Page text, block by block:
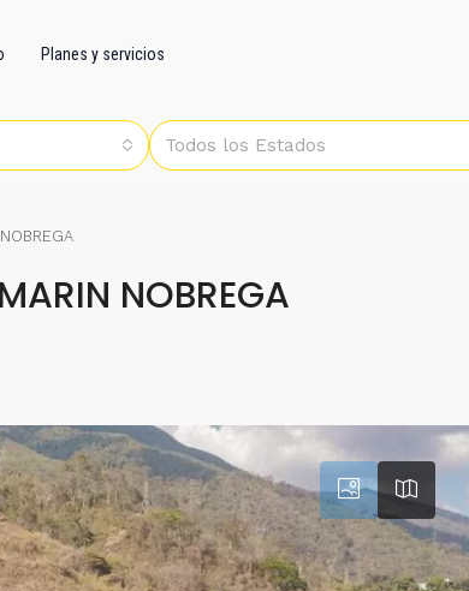
Planes y servicios
Todos los Estados
NOBREGA